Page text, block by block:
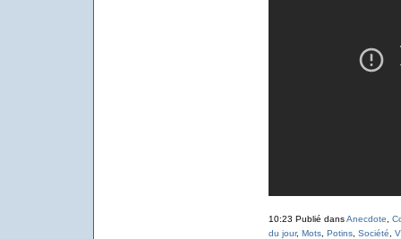
10:23 Publié dansAnecdote
du jour, Mots, Potins, Société